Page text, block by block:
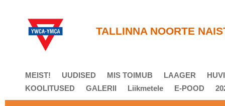
TALLINNA NOORTE
MEIST! UUDISED MIS TOIMUB LAAGER
KOOLITUSED
GALERII Liikmetele E-POOD